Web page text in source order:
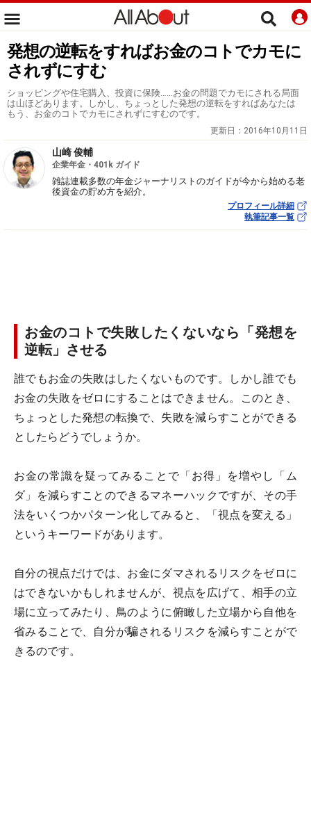
発想の逆転をすればお金のコトでカモに
されずにすむ
ショッピングや住宅購入、投資に保険……お金の問題でカモにされる局面
は山ほどあります。しかし、ちょっとした発想の逆転をすればあなたは
もう、お金のコトでカモにされずにすむのです。
更新日： 2016年10月11日
山崎 俊輔
企業年金・401k ガイド
雑誌連載多数の年金ジャーナリストのガイドが今から始める老
後資金の貯め方を紹介。
プロフィール詳細
執筆記事一覧
お金のコトで失敗したくないなら「発想を
逆転」させる
誰でもお金の失敗はしたくないものです。しかし誰でも
お金の失敗をゼロにすることはできません。このとき、
ちょっとした発想の転換で、失敗を減らすことができる
としたらどうでしょうか。
お金の常識を疑ってみることで「お得」を増やし「ム
ダ」を減らすことのできるマネーハックですが、その手
法をいくつかパターン化してみると、「視点を変える」
というキーワードがあります。
自分の視点だけでは、お金にダマされるリスクをゼロに
はできないかもしれませんが、視点を広げて、相手の立
場に立ってみたり、鳥のように俯瞰した立場から自他を
省みることで、自分が騙されるリスクを減らすことがで
きるのです。